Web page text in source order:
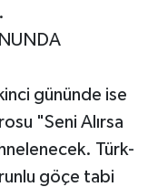
gününde ise
"Seni Alırsa
Türk-
göçe tabi